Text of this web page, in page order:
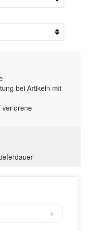
bei Artikeln mit
verlorene
+